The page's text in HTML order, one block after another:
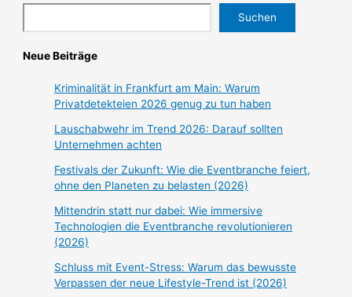
Suchen
Neue Beiträge
Kriminalität in Frankfurt am Main: Warum
Privatdetekteien 2026 genug zu tun haben
Lauschabwehr im Trend 2026: Darauf sollten
Unternehmen achten
Festivals der Zukunft: Wie die Eventbranche feiert,
ohne den Planeten zu belasten (2026)
Mittendrin statt nur dabei: Wie immersive
Technologien die Eventbranche revolutionieren
(2026)
Schluss mit Event-Stress: Warum das bewusste
Verpassen der neue Lifestyle-Trend ist (2026)